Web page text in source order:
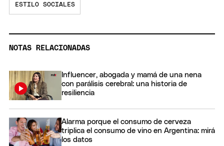
ESTILO SOCIALES
NOTAS RELACIONADAS
Influencer, abogada y mamá de una nena
con parálisis cerebral: una historia de
resiliencia
Alarma porque el consumo de cerveza
triplica el consumo de vino en Argentina: mirá
los datos